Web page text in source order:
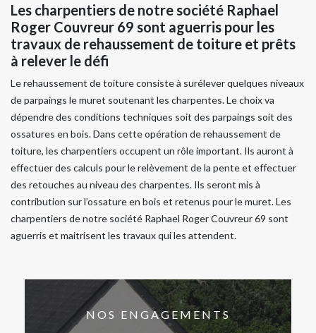
Les charpentiers de notre société Raphael
Roger Couvreur 69 sont aguerris pour les
travaux de rehaussement de toiture et prêts
à relever le défi
Le rehaussement de toiture consiste à surélever quelques niveaux
de parpaings le muret soutenant les charpentes. Le choix va
dépendre des conditions techniques soit des parpaings soit des
ossatures en bois. Dans cette opération de rehaussement de
toiture, les charpentiers occupent un rôle important. Ils auront à
effectuer des calculs pour le relèvement de la pente et effectuer
des retouches au niveau des charpentes. Ils seront mis à
contribution sur l’ossature en bois et retenus pour le muret. Les
charpentiers de notre société Raphael Roger Couvreur 69 sont
aguerris et maitrisent les travaux qui les attendent.
NOS ENGAGEMENTS